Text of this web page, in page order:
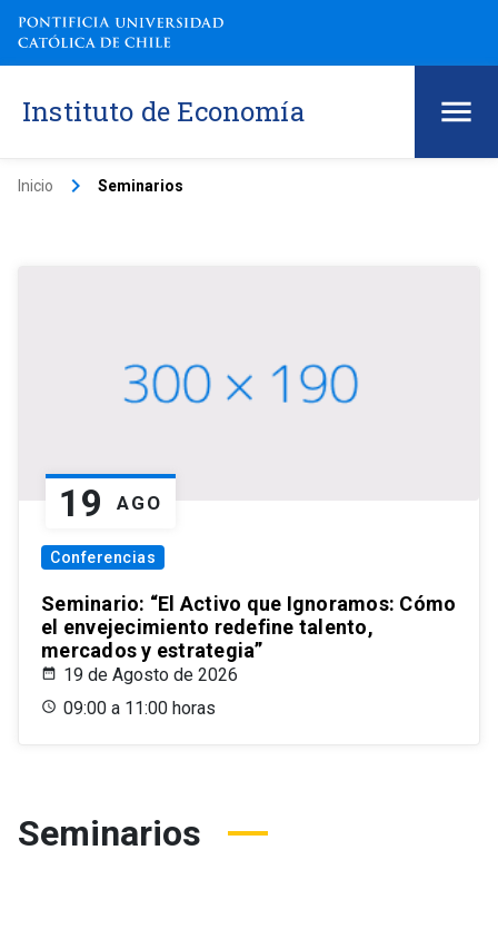
Instituto de Economía
Inicio keyboard_arrow_right Seminarios
19 AGO
Conferencias
Seminario: “El Activo que Ignoramos: Cómo
el envejecimiento redefine talento,
mercados y estrategia”
19 de Agosto de 2026
09:00 a 11:00 horas
Seminarios